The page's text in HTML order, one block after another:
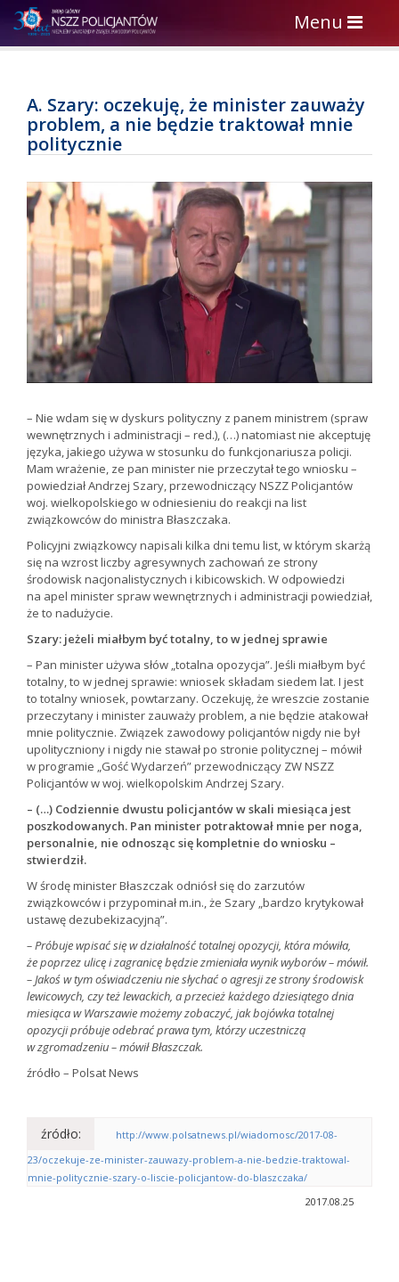
Toggle
navigation
Menu
A. Szary: oczekuję, że minister zauważy
problem, a nie będzie traktował mnie
politycznie
– Nie wdam się w dyskurs polityczny z panem ministrem (spraw
wewnętrznych i administracji – red.), (…) natomiast nie akceptuję
języka, jakiego używa w stosunku do funkcjonariusza policji.
Mam wrażenie, ze pan minister nie przeczytał tego wniosku –
powiedział Andrzej Szary, przewodniczący NSZZ Policjantów
woj. wielkopolskiego w odniesieniu do reakcji na list
związkowców do ministra Błaszczaka.
Policyjni związkowcy napisali kilka dni temu list, w którym skarżą
się na wzrost liczby agresywnych zachowań ze strony
środowisk nacjonalistycznych i kibicowskich. W odpowiedzi
na apel minister spraw wewnętrznych i administracji powiedział,
że to nadużycie.
Szary: jeżeli miałbym być totalny, to w jednej sprawie
– Pan minister używa słów „totalna opozycja”. Jeśli miałbym być
totalny, to w jednej sprawie: wniosek składam siedem lat. I jest
to totalny wniosek, powtarzany. Oczekuję, że wreszcie zostanie
przeczytany i minister zauważy problem, a nie będzie atakował
mnie politycznie. Związek zawodowy policjantów nigdy nie był
upolityczniony i nigdy nie stawał po stronie politycznej – mówił
w programie „Gość Wydarzeń” przewodniczący ZW NSZZ
Policjantów w woj. wielkopolskim Andrzej Szary.
– (…) Codziennie dwustu policjantów w skali miesiąca jest
poszkodowanych. Pan minister potraktował mnie per noga,
personalnie, nie odnosząc się kompletnie do wniosku –
stwierdził.
W środę minister Błaszczak odniósł się do zarzutów
związkowców i przypominał m.in., że Szary „bardzo krytykował
ustawę dezubekizacyjną”.
– Próbuje wpisać się w działalność totalnej opozycji, która mówiła,
że poprzez ulicę i zagranicę będzie zmieniała wynik wyborów – mówił.
– Jakoś w tym oświadczeniu nie słychać o agresji ze strony środowisk
lewicowych, czy też lewackich, a przecież każdego dziesiątego dnia
miesiąca w Warszawie możemy zobaczyć, jak bojówka totalnej
opozycji próbuje odebrać prawa tym, którzy uczestniczą
w zgromadzeniu – mówił Błaszczak.
źródło – Polsat News
źródło:
http://www.polsatnews.pl/wiadomosc/2017-08-
23/oczekuje-ze-minister-zauwazy-problem-a-nie-bedzie-traktowal-
mnie-politycznie-szary-o-liscie-policjantow-do-blaszczaka/
2017.08.25